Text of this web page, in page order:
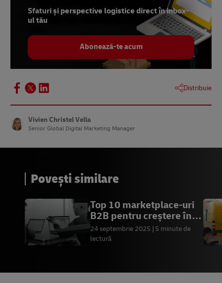
12 –Forrester, aprilie 2023
Sfaturi și perspective logistice direct în inbox-
ul tău
Abonează-te acum
Distribuie
Vivien Christel Vella
Senior Global Digital Marketing Manager
Povești similare
Top 10 marketplace-uri
B2B pentru creștere în
2026
24 septembrie 2025
5 minute de
lectură